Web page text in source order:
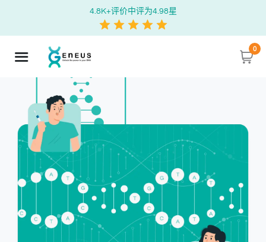
4.8K+评价中评为4.98星
0